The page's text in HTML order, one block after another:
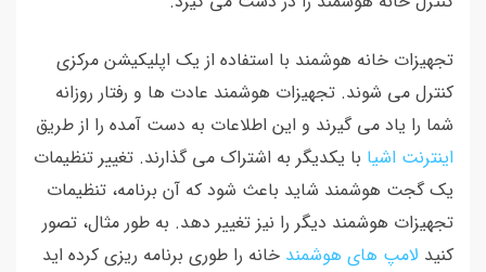
تجهیزات خانه هوشمند با استفاده از یک اپلیکیشن مرکزی
کنترل می شوند. تجهیزات هوشمند عادت ها و رفتار روزانه
شما را یاد می گیرند و این اطلاعات به دست آمده را از طریق
اینترنت اشیا با یکدیگر به اشتراک می گذارند. تغییر تنظیمات
یک گجت هوشمند شاید باعث شود که آن برنامه، تنظیمات
تجهیزات هوشمند دیگر را نیز تغییر دهد. به طور مثال، تصور
کنید لامپ های هوشمند خانه را طوری برنامه ریزی کرده اید